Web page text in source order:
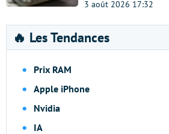
3 août 2026 17:32
🔥 Les Tendances
Prix RAM
Apple iPhone
Nvidia
IA